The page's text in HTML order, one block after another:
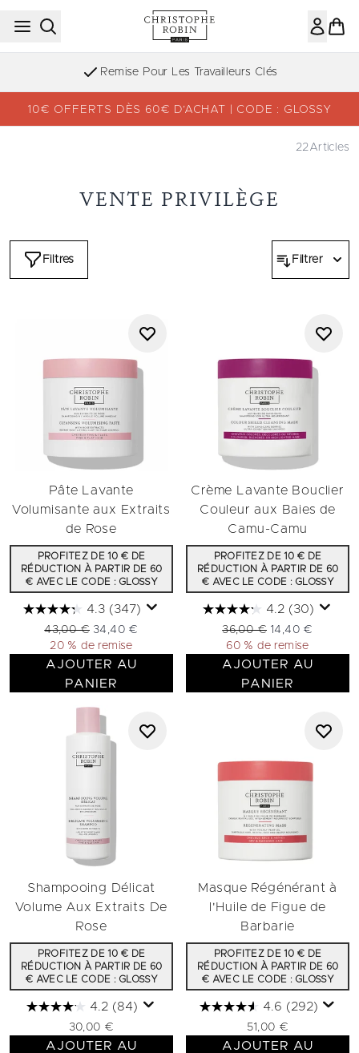
Passer au contenu principal
Remise Pour Les Travailleurs Clés
10€ OFFERTS DÈS 60€ D’ACHAT | CODE : GLOSSY
22Articles
VENTE PRIVILÈGE
Filtres Filtrer
Pâte Lavante
Volumisante aux Extraits
de Rose
PROFITEZ DE 10 € DE
RÉDUCTION À PARTIR DE 60
€ AVEC LE CODE : GLOSSY
4.3 (347)
Prix de vente :
43,00 € Prix ​​actuel :
34,40 €
20 % de remise
AJOUTER AU
PANIER
Crème Lavante Bouclier
Couleur aux Baies de
Camu-Camu
PROFITEZ DE 10 € DE
RÉDUCTION À PARTIR DE 60
€ AVEC LE CODE : GLOSSY
4.2 (30)
Prix de vente :
36,00 € Prix ​​actuel :
14,40 €
60 % de remise
AJOUTER AU
PANIER
Shampooing Délicat
Volume Aux Extraits De
Rose
PROFITEZ DE 10 € DE
RÉDUCTION À PARTIR DE 60
€ AVEC LE CODE : GLOSSY
4.2 (84)
30,00 €
AJOUTER AU
Masque Régénérant à
l'Huile de Figue de
Barbarie
PROFITEZ DE 10 € DE
RÉDUCTION À PARTIR DE 60
€ AVEC LE CODE : GLOSSY
4.6 (292)
51,00 €
AJOUTER AU